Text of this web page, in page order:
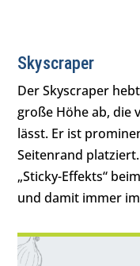
Skyscraper
Der Skyscraper
große Höhe ab, die
lässt. Er ist
Seitenrand
„Sticky-Effekts“
und damit immer